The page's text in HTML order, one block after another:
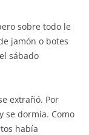
sobre todo le
jamón o botes
sábado
extrañó. Por
se dormía. Como
había